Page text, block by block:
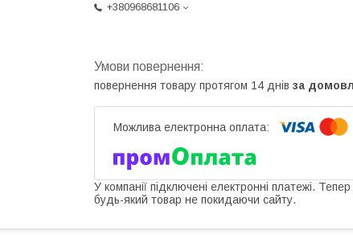
+380968681106
повернення товару протягом 14 днів за
У компанії підключені електронні платежі.
будь-який товар не покидаючи сайту.